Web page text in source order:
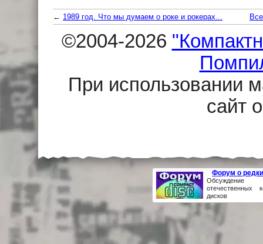
← 1989 год. Что мы думаем о роке и рокерах...
©2004-2026
При использовании
сайт
Форум о
Обсуждение
отечественных
дисков